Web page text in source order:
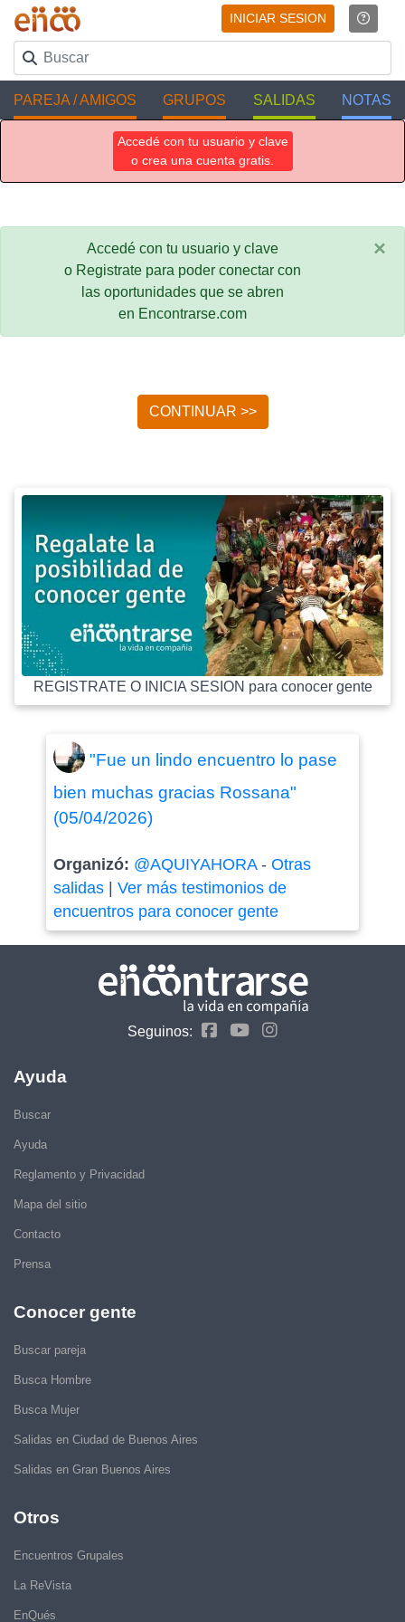
INICIAR SESION
PAREJA / AMIGOS GRUPOS SALIDAS NOTAS
Accedé con tu usuario y clave
o crea una cuenta gratis.
Accedé con tu usuario y clave
o Registrate para poder conectar con
las oportunidades que se abren
en Encontrarse.com
×
CONTINUAR >>
REGISTRATE O INICIA SESION para conocer gente
"Fue un lindo encuentro lo pase
bien muchas gracias Rossana"
(05/04/2026)
Organizó: @AQUIYAHORA- Otras
salidas| Ver más testimonios de
encuentros para conocer gente
Seguinos:
Ayuda
Buscar
Ayuda
Reglamento y Privacidad
Mapa del sitio
Contacto
Prensa
Conocer gente
Buscar pareja
Busca Hombre
Busca Mujer
Salidas en Ciudad de Buenos Aires
Salidas en Gran Buenos Aires
Otros
Encuentros Grupales
La ReVista
EnQués